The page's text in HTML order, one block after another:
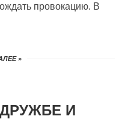
провокацию. В
»
И